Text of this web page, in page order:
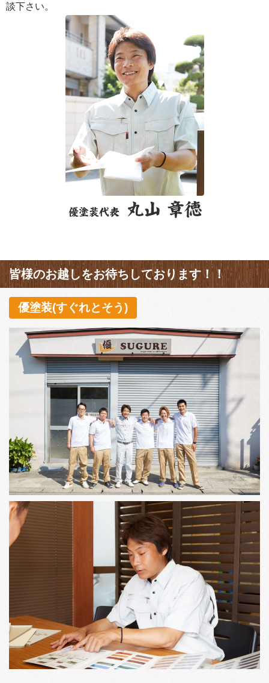
談下さい。
皆様のお越しをお待ちしております！！
優塗装(すぐれとそう)